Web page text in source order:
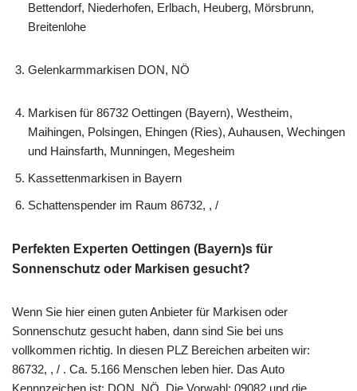
Bettendorf, Niederhofen, Erlbach, Heuberg, Mörsbrunn,
Breitenlohe
Gelenkarmmarkisen DON, NÖ
Markisen für 86732 Oettingen (Bayern), Westheim,
Maihingen, Polsingen, Ehingen (Ries), Auhausen, Wechingen
und Hainsfarth, Munningen, Megesheim
Kassettenmarkisen in Bayern
Schattenspender im Raum 86732, , /
Perfekten Experten Oettingen (Bayern)s für
Sonnenschutz oder Markisen gesucht?
Wenn Sie hier einen guten Anbieter für Markisen oder
Sonnenschutz gesucht haben, dann sind Sie bei uns
vollkommen richtig. In diesen PLZ Bereichen arbeiten wir:
86732, , / . Ca. 5.166 Menschen leben hier. Das Auto
Kennnzeichen ist: DON, NÖ. Die Vorwahl: 09082 und die